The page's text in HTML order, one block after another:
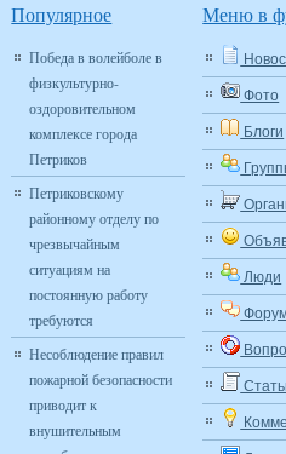
Популярное
Победа в волейболе в
физкультурно-
оздоровительном
комплексе города
Петриков
Петриковскому
районному отделу по
чрезвычайным
ситуациям на
постоянную работу
требуются
Несоблюдение правил
пожарной безопасности
приводит к
внушительным
Меню в
Фото
Блоги
Люди